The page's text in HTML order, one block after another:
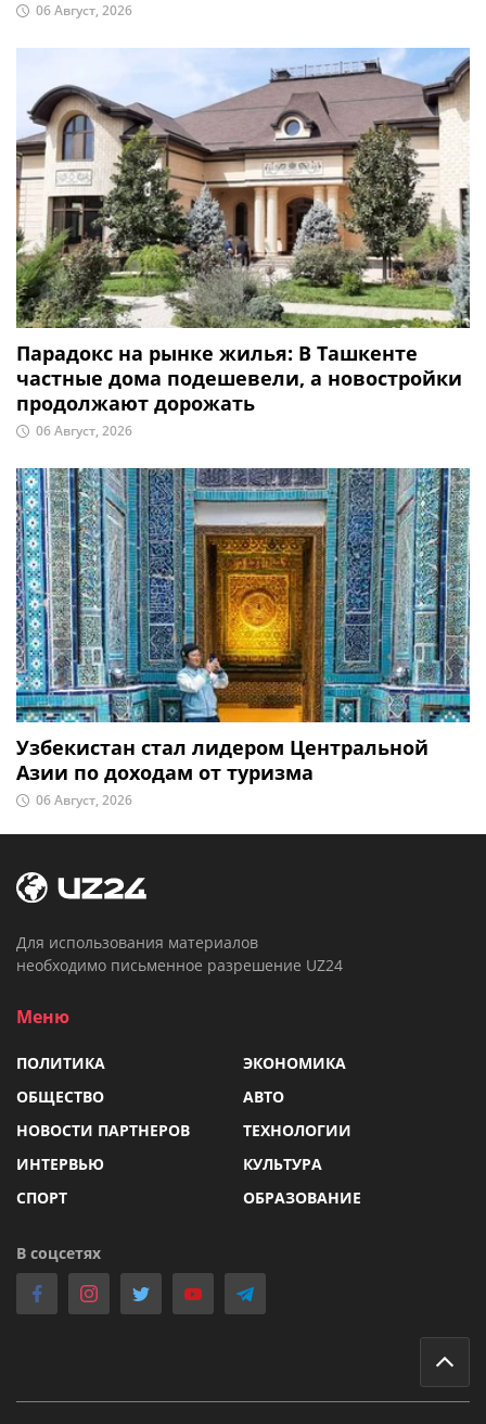
06 Август, 2026
Парадокс на рынке жилья: В Ташкенте
частные дома подешевели, а новостройки
продолжают дорожать
06 Август, 2026
Узбекистан стал лидером Центральной
Азии по доходам от туризма
06 Август, 2026
Для использования материалов
необходимо письменное разрешение UZ24
Меню
ПОЛИТИКА
ЭКОНОМИКА
ОБЩЕСТВО
АВТО
НОВОСТИ ПАРТНЕРОВ
ТЕХНОЛОГИИ
ИНТЕРВЬЮ
КУЛЬТУРА
СПОРТ
ОБРАЗОВАНИЕ
В соцсетях